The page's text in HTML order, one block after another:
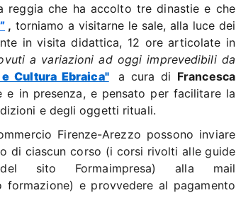
reggia che ha accolto tre dinastie e che
, torniamo a visitarne le sale, alla luce dei
in visita didattica, 12 ore articolate in
a variazioni ad oggi imprevedibili da
Cultura Ebraica" a cura di Francesca
in presenza, e pensato per facilitare la
e degli oggetti rituali.
Firenze-Arezzo possono inviare
di ciascun corso (i corsi rivolti alle guide
sito Formaimpresa) alla mail
formazione) e provvedere al pagamento